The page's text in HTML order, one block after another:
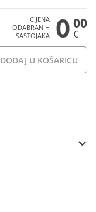
CIJENA
ODABRANIH
SASTOJAKA
0 00
€
DODAJ U KOŠARICU